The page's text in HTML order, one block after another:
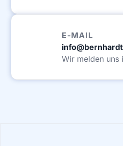
E-MAIL
Wir melden uns